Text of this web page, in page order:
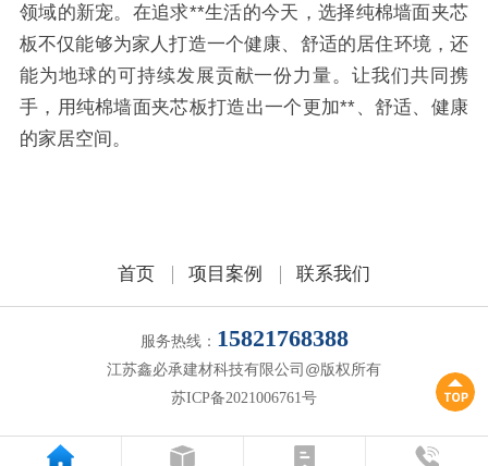
领域的新宠。在追求**生活的今天，选择纯棉墙面夹芯
板不仅能够为家人打造一个健康、舒适的居住环境，还
能为地球的可持续发展贡献一份力量。让我们共同携
手，用纯棉墙面夹芯板打造出一个更加**、舒适、健康
的家居空间。
首页 项目案例 联系我们
服务热线： 15821768388
江苏鑫必承建材科技有限公司@版权所有
苏ICP备2021006761号